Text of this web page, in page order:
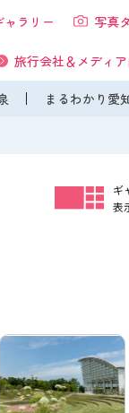
まるわかり愛
ャラリー 写真
旅行会社＆メディ
ギ
表